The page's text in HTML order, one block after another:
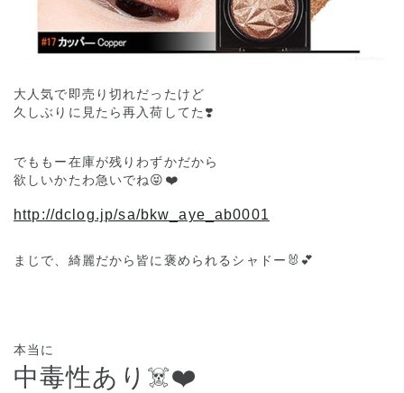
大人気で即売り切れだったけど
久しぶりに見たら再入荷してた❣️
でももー在庫が残りわずかだから
欲しいかたわ急いでね😝❤️
http://dclog.jp/sa/bkw_aye_ab0001
まじで、綺麗だから皆に褒められるシャドー🐰💕
本当に
中毒性あり☠️❤️